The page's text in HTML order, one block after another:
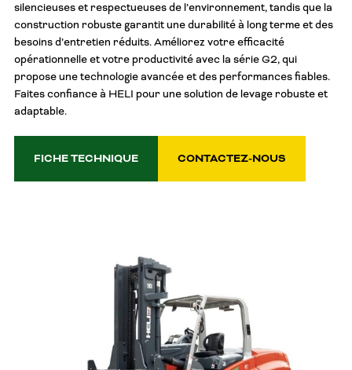
silencieuses et respectueuses de l’environnement, tandis que la
construction robuste garantit une durabilité à long terme et des
besoins d’entretien réduits. Améliorez votre efficacité
opérationnelle et votre productivité avec la série G2, qui
propose une technologie avancée et des performances fiables.
Faites confiance à HELI pour une solution de levage robuste et
adaptable.
FICHE TECHNIQUE CONTACTEZ-NOUS